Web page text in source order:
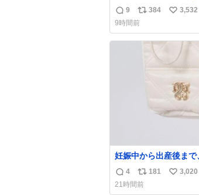
て本当に凄い。
返
信
数
9
リ
ポ
ス
384
い
ね
3,532
9時間前
妊娠中から出産後ま
持って行けるような
いな〜と思っていた
くちゃピッタリなもの
返
信
4
リ
ポ
181
い
3,020
21時間前